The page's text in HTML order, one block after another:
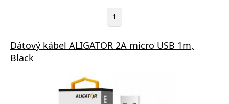
1
Dátový kábel ALIGATOR 2A micro USB 1m,
Black